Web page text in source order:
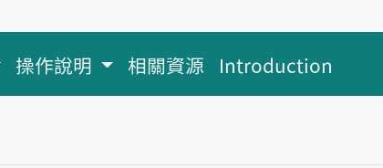
操作說明 相關資源 Introduction